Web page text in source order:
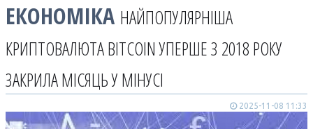
ЕКОНОМІКА НАЙПОПУЛЯРНІША
КРИПТОВАЛЮТА BITCOIN УПЕРШЕ З 2018 РОКУ
ЗАКРИЛА МІСЯЦЬ У МІНУСІ
2025-11-08 11:33